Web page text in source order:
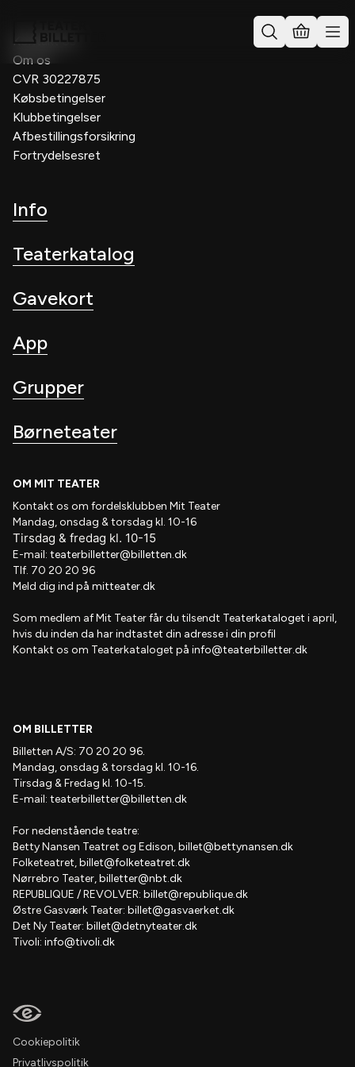
Kontakt os
Om os
CVR 30227875
Købsbetingelser
Klubbetingelser
Afbestillingsforsikring
Fortrydelsesret
Info
Teaterkatalog
Gavekort
App
Grupper
Børneteater
OM MIT TEATER
Kontakt os om fordelsklubben Mit Teater
Mandag, onsdag & torsdag kl. 10-16
Tirsdag & fredag kl. 10-15
E-mail: teaterbilletter@billetten.dk
Tlf. 70 20 20 96
Meld dig ind på mitteater.dk
Som medlem afMit Teaterfår du tilsendt Teaterkataloget i april,
hvis du inden da har indtastet din adresse i din profil
Kontakt os om Teaterkataloget på info@teaterbilletter.dk
OM BILLETTER
Billetten A/S: 70 20 20 96.
Mandag, onsdag & torsdag kl. 10-16.
Tirsdag & Fredag kl. 10-15.
E-mail: teaterbilletter@billetten.dk
For nedenstående teatre:
Betty Nansen Teatret og Edison,billet@bettynansen.dk
Folketeatret,billet@folketeatret.dk
Nørrebro Teater,billetter@nbt.dk
REPUBLIQUE / REVOLVER: billet@republique.dk
Østre Gasværk Teater: billet@gasvaerket.dk
Det Ny Teater: billet@detnyteater.dk
Tivoli: info@tivoli.dk
Cookiepolitik
Privatlivspolitik